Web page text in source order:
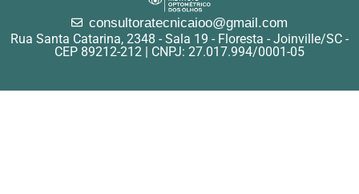
consultoratecnicaioo@gmail.com
Rua Santa Catarina, 2348 - Sala 19 - Floresta - Joinville/SC -
CEP 89212-212 | CNPJ: 27.017.994/0001-05